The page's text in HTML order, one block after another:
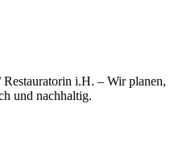
i.H. – Wir planen,
und nachhaltig.